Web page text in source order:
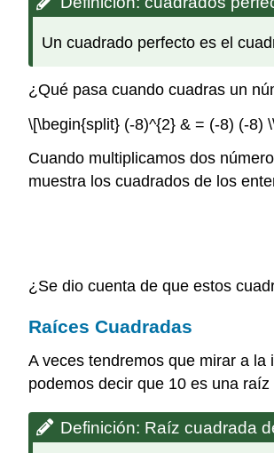
Un cuadrado perfecto es el
¿Qué pasa cuando cuadras un
\[\begin{split} (-8)^{2} & = (-8) (-8)
Cuando multiplicamos dos
muestra los cuadrados de los
¿Se dio cuenta de que estos
Raíces Cuadradas
A veces tendremos que mirar a
podemos decir que 10 es una
Definición: Raíz cuadrada